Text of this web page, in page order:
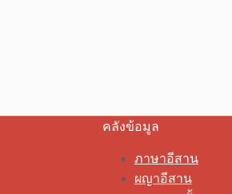
คลังข้อมูล
ภาษาอีสาน
ผญาอีสาน